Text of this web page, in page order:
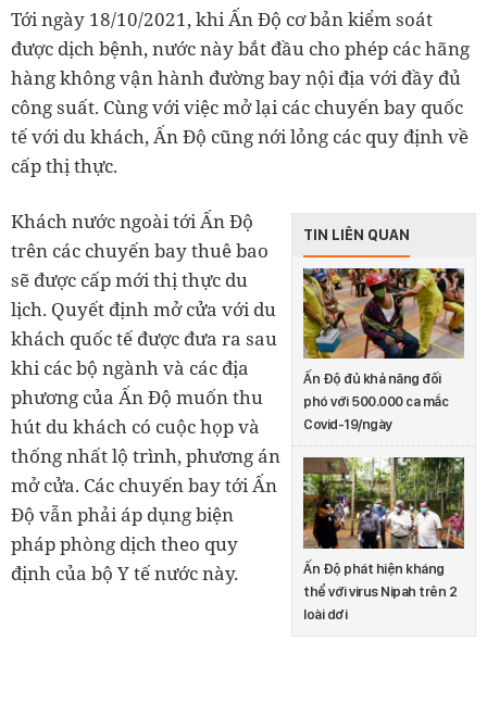
Tới ngày 18/10/2021, khi Ấn Độ cơ bản kiểm soát
được dịch bệnh, nước này bắt đầu cho phép các hãng
hàng không vận hành đường bay nội địa với đầy đủ
công suất. Cùng với việc mở lại các chuyến bay quốc
tế với du khách, Ấn Độ cũng nới lỏng các quy định về
cấp thị thực.
TIN LIÊN QUAN
Ấn Độ đủ khả năng đối
phó với 500.000 ca mắc
Covid-19/ngày
Ấn Độ phát hiện kháng
thể với virus Nipah trên 2
loài dơi
Khách nước ngoài tới Ấn Độ
trên các chuyến bay thuê bao
sẽ được cấp mới thị thực du
lịch. Quyết định mở cửa với du
khách quốc tế được đưa ra sau
khi các bộ ngành và các địa
phương của Ấn Độ muốn thu
hút du khách có cuộc họp và
thống nhất lộ trình, phương án
mở cửa. Các chuyến bay tới Ấn
Độ vẫn phải áp dụng biện
pháp phòng dịch theo quy
định của bộ Y tế nước này.